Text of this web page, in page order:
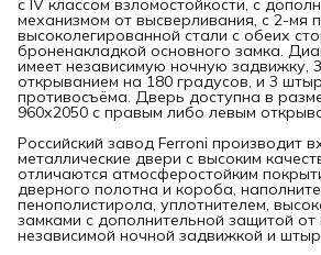
с IV классом взломостойкости, с
механизмом от высверливания, с 2-мя
высоколегированной стали с обеих
броненакладкой основного замка.
имеет независимую ночную задвижку,
открыванием на 180 градусов, и 3
противосъёма. Дверь доступна в
960х2050 с правым либо левым
Российский завод Ferroni производит
металлические двери с высоким
отличаются атмосферостойким
дверного полотна и короба,
пенополистирола, уплотнителем,
замками с дополнительной защитой от
независимой ночной задвижкой и